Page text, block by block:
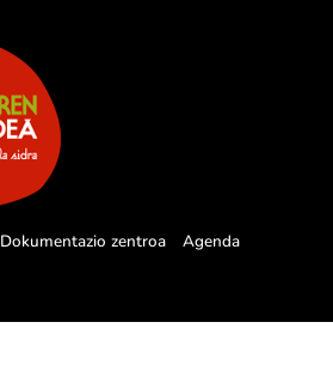
Dokumentazio zentroa Agenda